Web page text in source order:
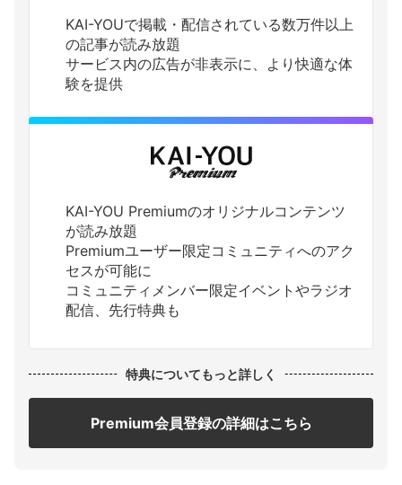
KAI-YOUで掲載・配信されている数万件以上
の記事が読み放題
サービス内の広告が非表示に、より快適な体
験を提供
KAI-YOU Premiumのオリジナルコンテンツ
が読み放題
Premiumユーザー限定コミュニティへのアク
セスが可能に
コミュニティメンバー限定イベントやラジオ
配信、先行特典も
特典についてもっと詳しく
Premium会員登録の詳細はこちら